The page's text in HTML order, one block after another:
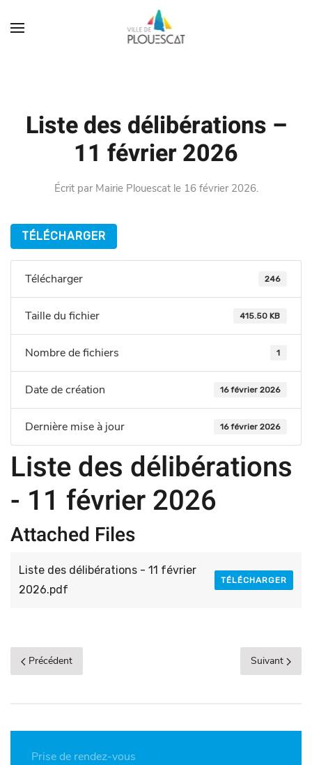
Liste des délibérations –
11 février 2026
Écrit par Mairie Plouescatle 16 février 2026.
TÉLÉCHARGER
Télécharger 246
Taille du fichier 415.50 KB
Nombre de fichiers 1
Date de création 16 février 2026
Dernière mise à jour 16 février 2026
Liste des délibérations
- 11 février 2026
Attached Files
Liste des délibérations - 11 février
2026.pdf
TÉLÉCHARGER
Précédent Suivant
Prise de rendez-vous